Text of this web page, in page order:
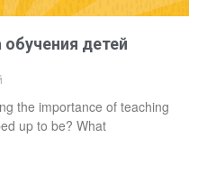
детей
the importance of teaching
up to be? What